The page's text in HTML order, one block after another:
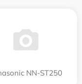
NN-ST250